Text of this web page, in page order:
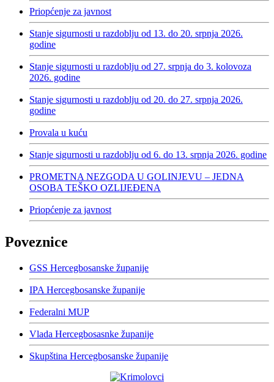
Priopćenje za javnost
Stanje sigurnosti u razdoblju od 13. do 20. srpnja 2026.
godine
Stanje sigurnosti u razdoblju od 27. srpnja do 3. kolovoza
2026. godine
Stanje sigurnosti u razdoblju od 20. do 27. srpnja 2026.
godine
Provala u kuću
Stanje sigurnosti u razdoblju od 6. do 13. srpnja 2026. godine
PROMETNA NEZGODA U GOLINJEVU – JEDNA
OSOBA TEŠKO OZLIJEĐENA
Priopćenje za javnost
Poveznice
GSS Hercegbosanske županije
IPA Hercegbosanske županije
Federalni MUP
Vlada Hercegbosasnke županije
Skupština Hercegbosanske županije